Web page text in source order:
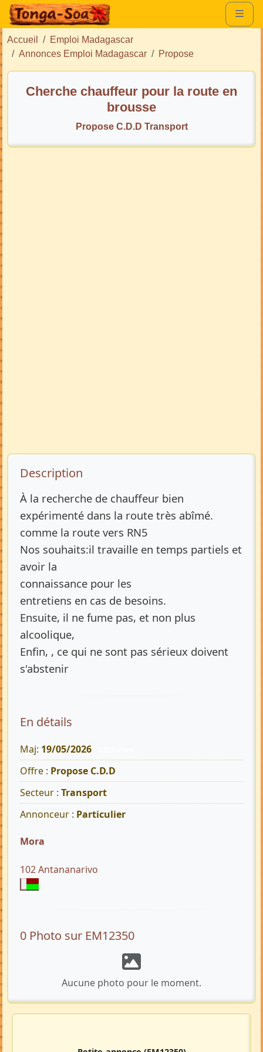
Accueil
Emploi Madagascar
Annonces Emploi Madagascar
Propose
Cherche chauffeur pour la route en
brousse
Propose C.D.D Transport
Description de l’annonce
Description
À la recherche de chauffeur bien
expérimenté dans la route très abîmé.
comme la route vers RN5
Nos souhaits:il travaille en temps partiels et
avoir la
connaissance pour les
entretiens en cas de besoins.
Ensuite, il ne fume pas, et non plus
alcoolique,
Enfin, , ce qui ne sont pas sérieux doivent
s'abstenir
En détails
Maj: 19/05/2026
Offre : Propose C.D.D
Secteur : Transport
Annonceur : Particulier
Mora
102 Antananarivo
0 Photo sur EM12350
Aucune photo pour le moment.